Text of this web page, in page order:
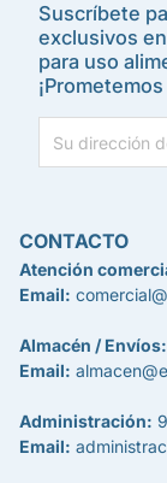
Suscríbete
exclusivos
para uso
CONTACTO
Atención
Email:
Almacén / Envíos:
Email:
Administración:
Email: